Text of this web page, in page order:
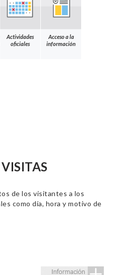
Actividades
oficiales
Acceso a la
información
de los visitantes a los
como día, hora y motivo de